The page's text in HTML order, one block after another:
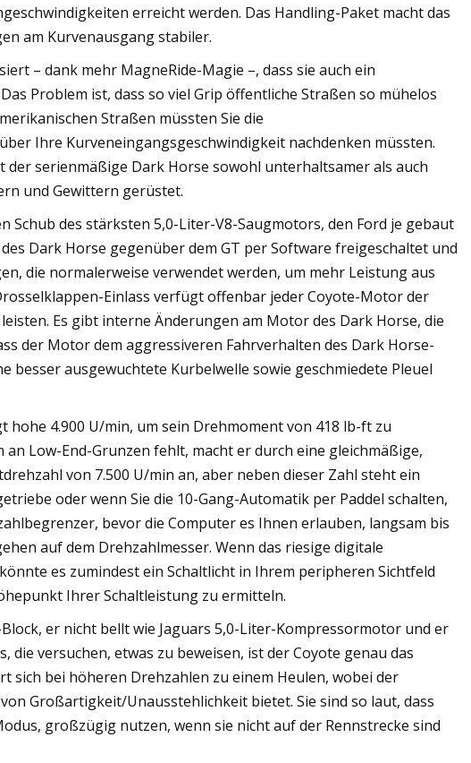
erreicht werden. Das Handling-Paket macht das
am Kurvenausgang stabiler.
– dank mehr MagneRide-Magie –, dass sie auch ein
Problem ist, dass so viel Grip öffentliche Straßen so mühelos
Straßen müssten Sie die
Ihre Kurveneingangsgeschwindigkeit nachdenken müssten.
der serienmäßige Dark Horse sowohl unterhaltsamer als auch
und Gewittern gerüstet.
des stärksten 5,0-Liter-V8-Saugmotors, den Ford je gebaut
Dark Horse gegenüber dem GT per Software freigeschaltet und
die normalerweise verwendet werden, um mehr Leistung aus
Einlass verfügt offenbar jeder Coyote-Motor der
Es gibt interne Änderungen am Motor des Dark Horse, die
der Motor dem aggressiveren Fahrverhalten des Dark Horse-
besser ausgewuchtete Kurbelwelle sowie geschmiedete Pleuel
4.900 U/min, um sein Drehmoment von 418 lb-ft zu
Low-End-Grunzen fehlt, macht er durch eine gleichmäßige,
von 7.500 U/min an, aber neben dieser Zahl steht ein
oder wenn Sie die 10-Gang-Automatik per Paddel schalten,
bevor die Computer es Ihnen erlauben, langsam bis
auf dem Drehzahlmesser. Wenn das riesige digitale
es zumindest ein Schaltlicht in Ihrem peripheren Sichtfeld
Ihrer Schaltleistung zu ermitteln.
er nicht bellt wie Jaguars 5,0-Liter-Kompressormotor und er
versuchen, etwas zu beweisen, ist der Coyote genau das
sich bei höheren Drehzahlen zu einem Heulen, wobei der
Großartigkeit/Unausstehlichkeit bietet. Sie sind so laut, dass
großzügig nutzen, wenn sie nicht auf der Rennstrecke sind